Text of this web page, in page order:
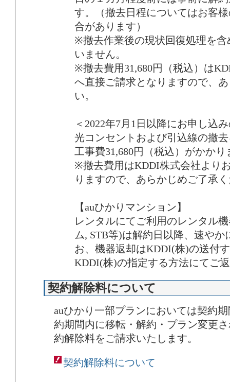
す。（撤去日程についてはお客
合があります）
※撤去作業後の現状回復処理を
いません。
※撤去費用31,680円（税込）は
へ直接ご請求となりますので、
い。
＜2022年7月1日以降にお申し込
光コンセントおよび引込線の撤
工事費31,680円（税込）がかかり
※撤去費用はKDDI株式会社より
りますので、あらかじめご了承
【auひかりマンション】
レンタルにてご利用のレンタル
ム, STB等)は解約日以降、速や
お、機器返却はKDDI(株)の送付
KDDI(株)の指定する方法にてご
契約解除料について
auひかり一部プランにおいては契約
約期間内に移転・解約・プラン変更
約解除料をご請求いたします。
契約解除料について